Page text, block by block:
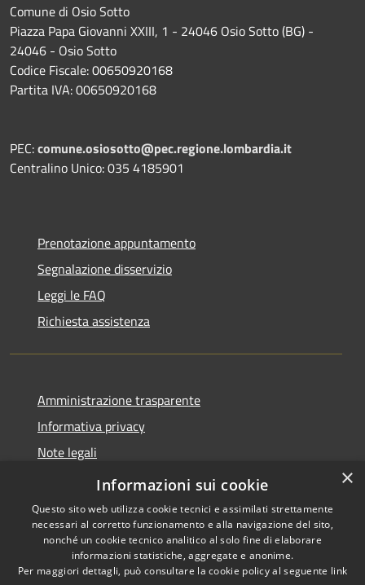
Comune di Osio Sotto
Piazza Papa Giovanni XXIII, 1 - 24046 Osio Sotto (BG) -
24046 - Osio Sotto
Codice Fiscale: 00650920168
Partita IVA: 00650920168
PEC:comune.osiosotto@pec.regione.lombardia.it
Centralino Unico: 035 4185901
Prenotazione appuntamento
Segnalazione disservizio
Leggi le FAQ
Richiesta assistenza
Amministrazione trasparente
Informativa privacy
Note legali
Dichiarazione di accessibilità 2025
Accessibilità
Copyright © 2026 • Comune di
Osio Sotto • Powered by
×
Informazioni sui cookie
Questo sito web utilizza cookie tecnici e assimilati strettamente
necessari al corretto funzionamento e alla navigazione del sito,
nonché un cookie tecnico analitico al solo fine di elaborare
informazioni statistiche, aggregate e anonime.
Per maggiori dettagli, può consultare la cookie policy al seguente link